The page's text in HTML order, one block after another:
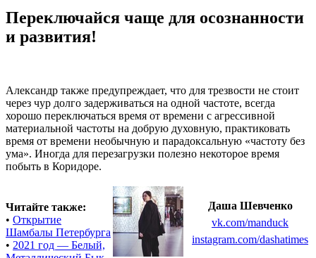
Переключайся чаще для осознанности
и развития!
Александр также предупреждает, что для трезвости не стоит
через чур долго задерживаться на одной частоте, всегда
хорошо переключаться время от времени с агрессивной
материальной частоты на добрую духовную, практиковать
время от времени необычную и парадоксальную «частоту без
ума». Иногда для перезагрузки полезно некоторое время
побыть в Коридоре.
Даша Шевченко
vk.com/manduck
instagram.com/dashatimes
Читайте также:
• Открытие
Шамбалы Петербурга
• 2021 год — Белый,